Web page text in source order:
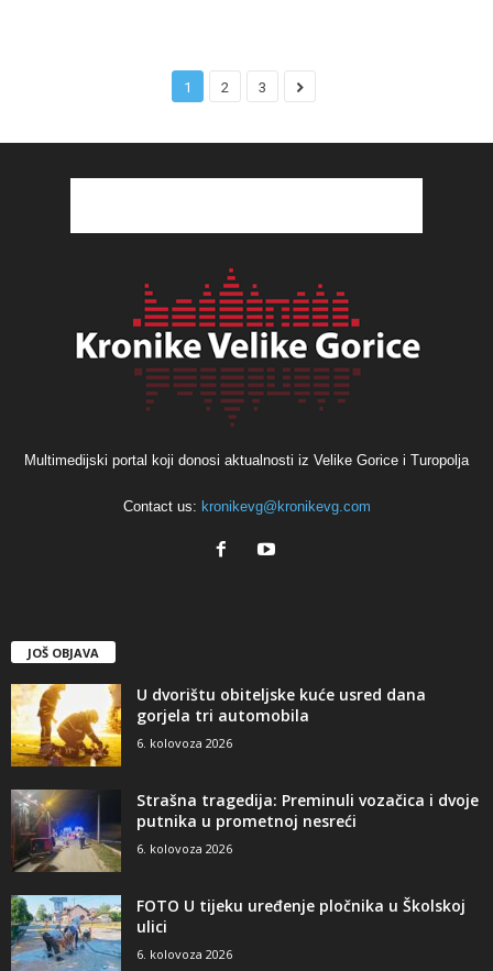
1 2 3
Multimedijski portal koji donosi aktualnosti iz Velike Gorice i Turopolja
Contact us: kronikevg@kronikevg.com
JOŠ OBJAVA
U dvorištu obiteljske kuće usred dana
gorjela tri automobila
6. kolovoza 2026
Strašna tragedija: Preminuli vozačica i dvoje
putnika u prometnoj nesreći
6. kolovoza 2026
FOTO U tijeku uređenje pločnika u Školskoj
ulici
6. kolovoza 2026